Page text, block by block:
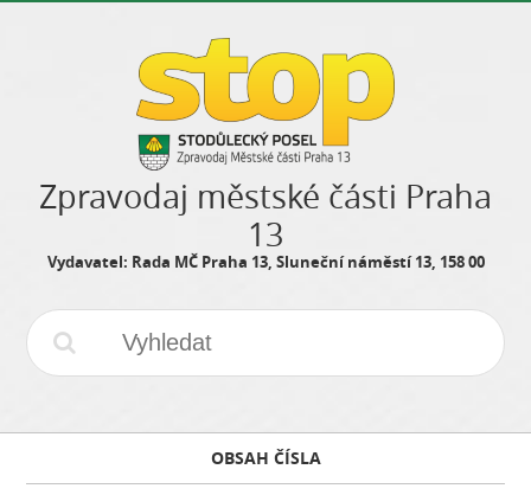
Zpravodaj městské části Praha
13
Vydavatel: Rada MČ Praha 13, Sluneční náměstí 13, 158 00
OBSAH ČÍSLA